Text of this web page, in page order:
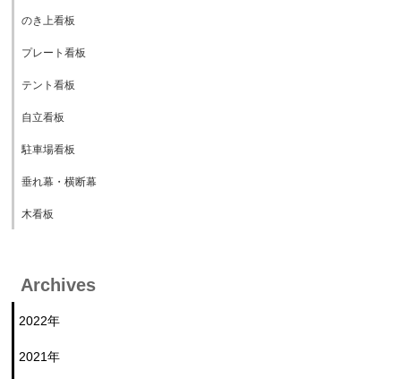
のき上看板
プレート看板
テント看板
自立看板
駐車場看板
垂れ幕・横断幕
木看板
Archives
2022年
2021年